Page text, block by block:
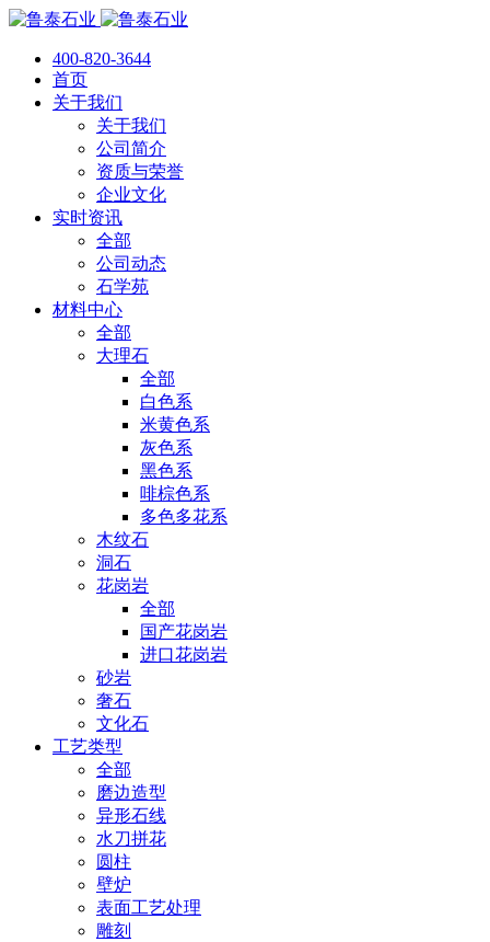
400-820-3644
首页
关于我们
关于我们
公司简介
资质与荣誉
企业文化
实时资讯
全部
公司动态
石学苑
材料中心
全部
大理石
全部
白色系
米黄色系
灰色系
黑色系
啡棕色系
多色多花系
木纹石
洞石
花岗岩
全部
国产花岗岩
进口花岗岩
砂岩
奢石
文化石
工艺类型
全部
磨边造型
异形石线
水刀拼花
圆柱
壁炉
表面工艺处理
雕刻